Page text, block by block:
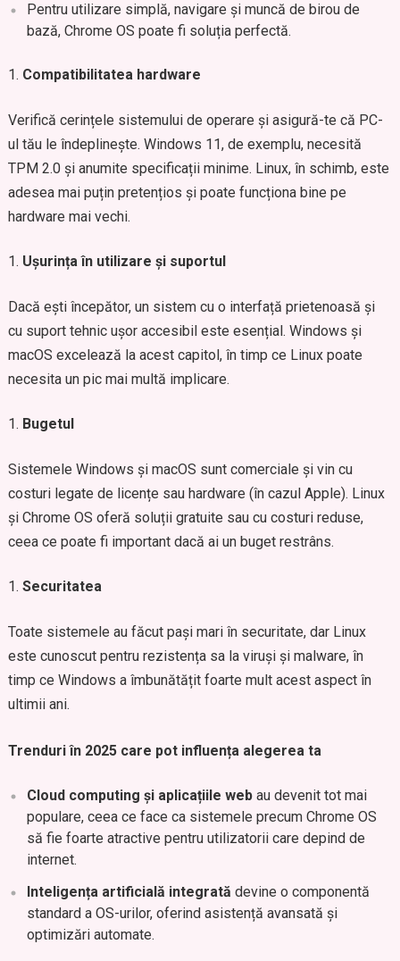
Pentru utilizare simplă, navigare și muncă de birou de
bază, Chrome OS poate fi soluția perfectă.
Compatibilitatea hardware
Verifică cerințele sistemului de operare și asigură-te că PC-
ul tău le îndeplinește. Windows 11, de exemplu, necesită
TPM 2.0 și anumite specificații minime. Linux, în schimb, este
adesea mai puțin pretențios și poate funcționa bine pe
hardware mai vechi.
Ușurința în utilizare și suportul
Dacă ești începător, un sistem cu o interfață prietenoasă și
cu suport tehnic ușor accesibil este esențial. Windows și
macOS excelează la acest capitol, în timp ce Linux poate
necesita un pic mai multă implicare.
Bugetul
Sistemele Windows și macOS sunt comerciale și vin cu
costuri legate de licențe sau hardware (în cazul Apple). Linux
și Chrome OS oferă soluții gratuite sau cu costuri reduse,
ceea ce poate fi important dacă ai un buget restrâns.
Securitatea
Toate sistemele au făcut pași mari în securitate, dar Linux
este cunoscut pentru rezistența sa la viruși și malware, în
timp ce Windows a îmbunătățit foarte mult acest aspect în
ultimii ani.
Trenduri în 2025 care pot influența alegerea ta
Cloud computing și aplicațiile webau devenit tot mai
populare, ceea ce face ca sistemele precum Chrome OS
să fie foarte atractive pentru utilizatorii care depind de
internet.
Inteligența artificială integrată devine o componentă
standard a OS-urilor, oferind asistență avansată și
optimizări automate.